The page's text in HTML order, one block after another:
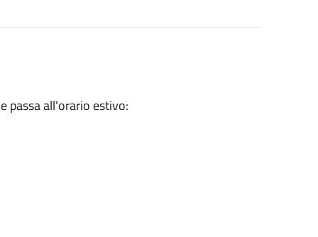
passa all'orario estivo: